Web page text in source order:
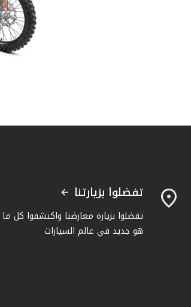
تفضلوا بزيارتنا
تفضلوا بزيارة معارضنا واكتشفوا كل ما
هو جديد في عالم السيارات